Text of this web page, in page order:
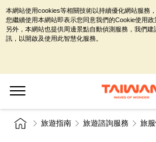
旅遊指南 旅遊諮詢服務 旅
本網站使用cookies等相關技術以持續優化網站服務
您繼續使用本網站即表示您同意我們的Cookie使用政
另外，本網站也提供周邊景點自動偵測服務，我們
訊，以開啟及使用此智慧化服務。